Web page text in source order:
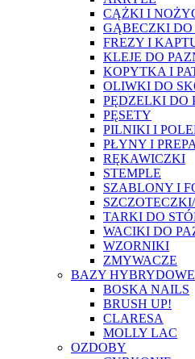
CĄŻKI I
GĄBECZKI
FREZY I
KLEJE DO
KOPYTKA I
OLIWKI DO
PĘDZELKI DO
PĘSETY
PILNIKI I
PŁYNY I
RĘKAWICZKI
STEMPLE
SZABLONY I
TARKI DO
WACIKI DO
WZORNIKI
ZMYWACZE
BAZY HYBRYDOWE
BOSKA NAILS
BRUSH UP!
CLARESA
MOLLY LAC
OZDOBY